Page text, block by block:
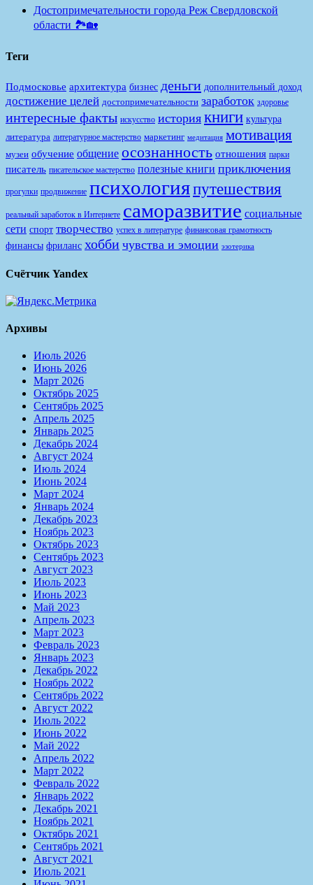
Достопримечательности города Реж Свердловской
области 🏞️🏡
Теги
Подмосковье архитектура бизнес деньги дополнительный доход
достижение целей достопримечательности заработок здоровье
интересные факты искусство история книги культура
литература литературное мастерство маркетинг медитация мотивация
музеи обучение общение осознанность отношения парки
писатель писательское мастерство полезные книги приключения
прогулки продвижение психологияпутешествия
реальный заработок в Интернете саморазвитие социальные
сети спорт творчество успех в литературе финансовая грамотность
финансы фриланс хобби чувства и эмоции эзотерика
Счётчик Yandex
Архивы
Июль 2026
Июнь 2026
Март 2026
Октябрь 2025
Сентябрь 2025
Апрель 2025
Январь 2025
Декабрь 2024
Август 2024
Июль 2024
Июнь 2024
Март 2024
Январь 2024
Декабрь 2023
Ноябрь 2023
Октябрь 2023
Сентябрь 2023
Август 2023
Июль 2023
Июнь 2023
Май 2023
Апрель 2023
Март 2023
Февраль 2023
Январь 2023
Декабрь 2022
Ноябрь 2022
Сентябрь 2022
Август 2022
Июль 2022
Июнь 2022
Май 2022
Апрель 2022
Март 2022
Февраль 2022
Январь 2022
Декабрь 2021
Ноябрь 2021
Октябрь 2021
Сентябрь 2021
Август 2021
Июль 2021